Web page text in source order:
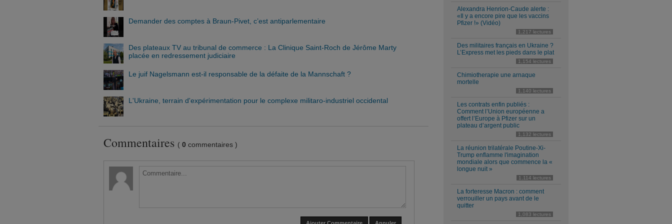
Demander des comptes à Braun-Pivet, c’est antiparlementaire
Des plateaux TV au tribunal de commerce : La Clinique Saint-Roch de Jérôme Marty
placée en redressement judiciaire
Le juif Nagelsmann est-il responsable de la défaite de la Mannschaft ?
L'Ukraine, terrain d'expérimentation pour le complexe militaro-industriel occidental
Commentaires ( 0 commentaires )
Alexandra Henrion-Caude alerte :
«Il y a encore pire que les vaccins
Pfizer !» (Vidéo)
1,217 lectures
Des militaires français en Ukraine ?
L’Express met les pieds dans le plat
1,154 lectures
Chimiotherapie une arnaque
mortelle
1,140 lectures
Les contrats enfin publiés :
Comment l’Union européenne a
offert l’Europe à Pfizer sur un
plateau d’argent public
1,132 lectures
La réunion trilatérale Poutine-Xi-
Trump enflamme l'imagination
mondiale alors que commence la «
longue nuit »
1,114 lectures
La forteresse Macron : comment
verrouiller un pays avant de le
quitter
1,083 lectures